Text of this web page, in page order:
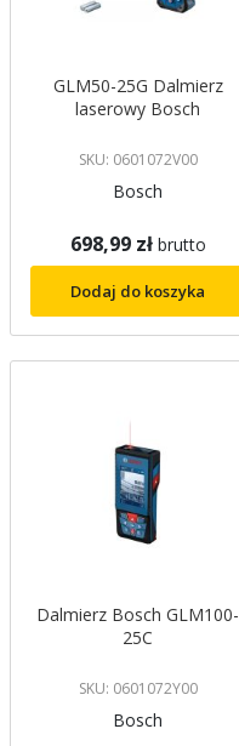
GLM50-25G Dalmierz
laserowy Bosch
SKU: 0601072V00
Bosch
698,99 zł brutto
Dodaj do koszyka
Dalmierz Bosch GLM100-
25C
SKU: 0601072Y00
Bosch